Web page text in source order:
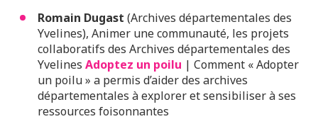
Romain Dugast (Archives départementales des
Yvelines), Animer une communauté, les projets
collaboratifs des Archives départementales des
Yvelines Adoptez un poilu | Comment « Adopter
un poilu » a permis d’aider des archives
départementales à explorer et sensibiliser à ses
ressources foisonnantes